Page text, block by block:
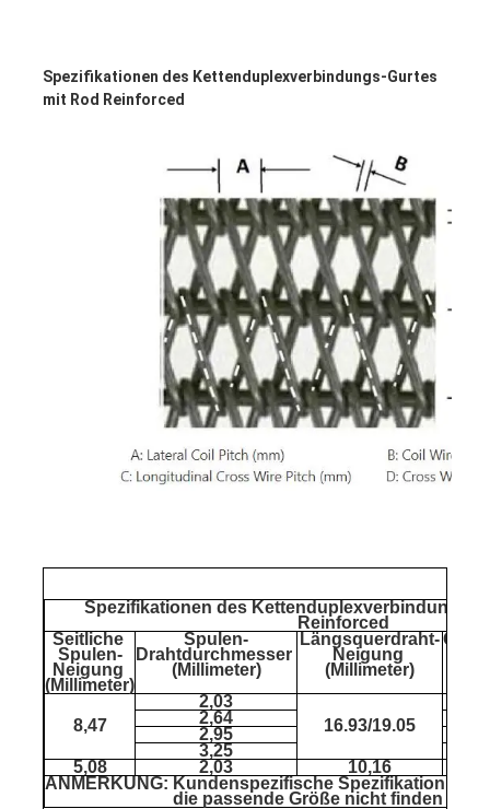
Spezifikationen des Kettenduplexverbindungs-Gurtes
mit Rod Reinforced
Spezifikationen des Kettenduplexverbindungs-
Reinforced
Seitliche
Spulen-
Neigung
(Millimeter)
Spulen-
Drahtdurchmesser
(Millimeter)
Längsquerdraht-
Neigung
(Millimeter)
8,47
2,03
16.93/19.05
2,64
2,95
3,25
5,08
2,03
10,16
ANMERKUNG: Kundenspezifische Spezifikation ist
die passende Größe nicht finden